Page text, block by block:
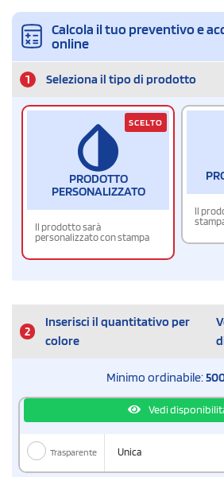
Calcola il tuo preventivo e
online
1 Seleziona il tipo di prodotto
PRODOTTO
PERSONALIZZATO
Il prodotto sarà
personalizzato con stampa
SCELTO
Il
2
Inserisci il quantitativo per
colore
Minimo ordinabile:
Vedi
Trasparente Unica